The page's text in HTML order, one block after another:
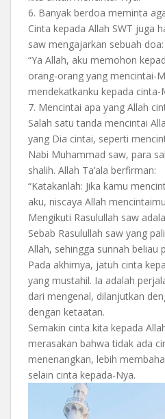
6.⁠ ⁠Banyak berdoa meminta
Cinta kepada Allah SWT juga
saw mengajarkan sebuah doa:
“Ya Allah, aku memohon
orang-orang yang mencintai-
mendekatkanku kepada cinta-
7.⁠ ⁠Mencintai apa yang Allah
Salah satu tanda mencintai
yang Dia cintai, seperti
Nabi Muhammad saw, para
shalih. Allah Ta’ala berfirman:
“Katakanlah: Jika kamu
aku, niscaya Allah
Mengikuti Rasulullah saw
Sebab Rasulullah saw yang
Allah, sehingga sunnah beliau
Pada akhirnya, jatuh cinta
yang mustahil. Ia adalah
dari mengenal, dilanjutkan
dengan ketaatan.
Semakin cinta kita kepada
merasakan bahwa tidak ada
menenangkan, lebih
selain cinta kepada-Nya.